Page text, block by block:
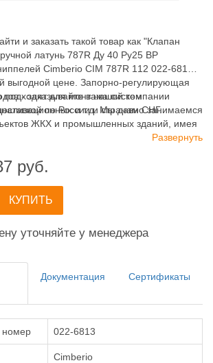
и заказать такой товар как "Клапан
латунь 787R Ду 40 Ру25 ВР
Cimberio CIM 787R 112 022-6813
выгодной цене. Запорно-регулирующая
для монтажа систем
и т.д. Мы давно занимаемся
ЖКХ и промышленных зданий, имея
продукции для систем: отопления,
- заказывайте в нашей компании
по России и странам СНГ.
Развернуть
руб.
КУПИТЬ
уточняйте у менеджера
Документация Сертификаты
номер 022-6813
Cimberio